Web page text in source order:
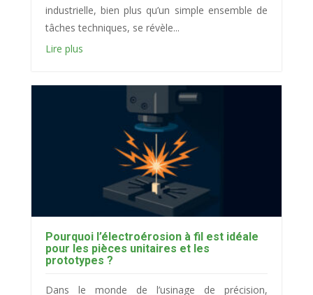
industrielle, bien plus qu’un simple ensemble de
tâches techniques, se révèle...
Lire plus
Pourquoi l’électroérosion à fil est idéale
pour les pièces unitaires et les
prototypes ?
Dans le monde de l’usinage de précision,